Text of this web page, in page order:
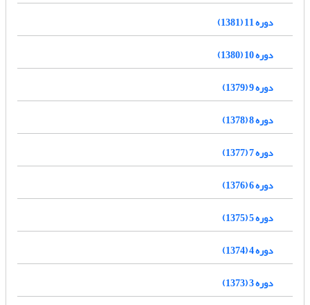
دوره 11 (1381)
دوره 10 (1380)
دوره 9 (1379)
دوره 8 (1378)
دوره 7 (1377)
دوره 6 (1376)
دوره 5 (1375)
دوره 4 (1374)
دوره 3 (1373)